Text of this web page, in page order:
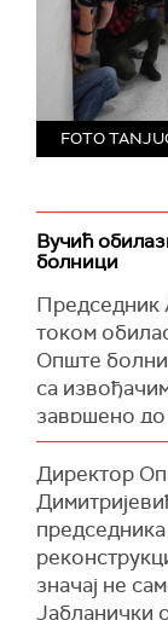
FOTO
Вучић
болници
Председник
током
Опште
са
завршено до
Вучића су
а он је
био у
питали за
уручити
Председник
Директор
значај не
Јабланички